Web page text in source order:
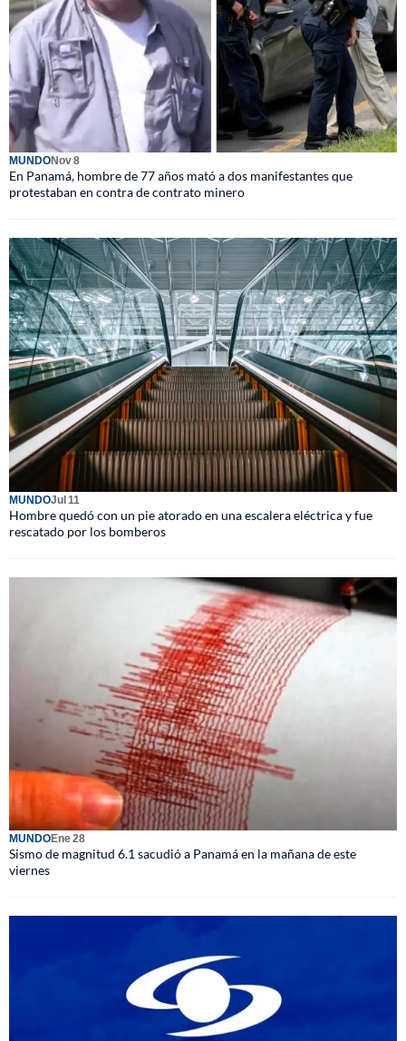
MUNDONov 8
En Panamá, hombre de 77 años mató a dos manifestantes que
protestaban en contra de contrato minero
MUNDOJul 11
Hombre quedó con un pie atorado en una escalera eléctrica y fue
rescatado por los bomberos
MUNDOEne 28
Sismo de magnitud 6.1 sacudió a Panamá en la mañana de este
viernes